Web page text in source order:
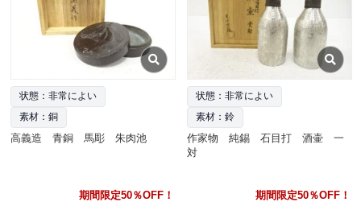
状態：非常によい
素材：銅
高義造 青銅 馬彫 朱肉池
期間限定50％OFF！
状態：非常によい
素材：鈴
作家物 純錫 石目打 酒壷 一
対
期間限定50％OFF！